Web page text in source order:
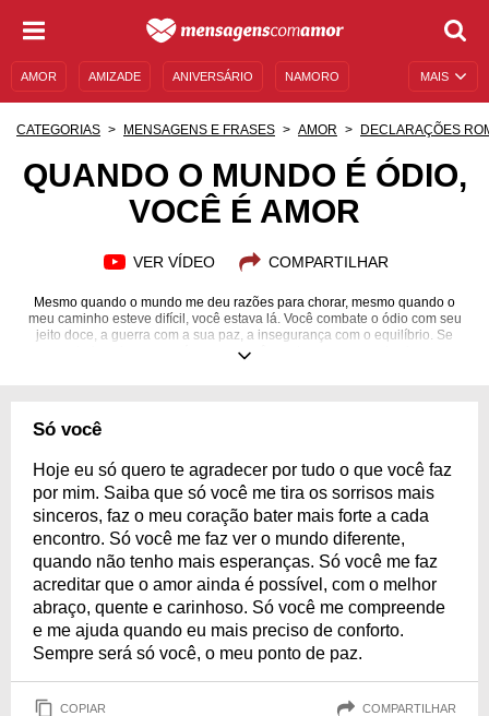
MAIS
AMOR AMIZADE ANIVERSÁRIO NAMORO
MENSAGENS E FRASES MENSAGENS DE ANIVERSÁRIO
CATEGORIAS MENSAGENS E FRASES AMOR DECLARAÇÕES
QUANDO O MUNDO É ÓDIO,
VOCÊ É AMOR
VER VÍDEO COMPARTILHAR
Mesmo quando o mundo me deu razões para chorar, mesmo quando o
meu caminho esteve difícil, você estava lá. Você combate o ódio com seu
jeito doce, a guerra com a sua paz, a insegurança com o equilíbrio. Se
hoje sei ser amor é porque você me deu um pouco de si.
Só você
Hoje eu só quero te agradecer por tudo o que você faz
por mim. Saiba que só você me tira os sorrisos mais
sinceros, faz o meu coração bater mais forte a cada
encontro. Só você me faz ver o mundo diferente,
quando não tenho mais esperanças. Só você me faz
acreditar que o amor ainda é possível, com o melhor
abraço, quente e carinhoso. Só você me compreende
e me ajuda quando eu mais preciso de conforto.
Sempre será só você, o meu ponto de paz.
COPIAR COMPARTILHAR